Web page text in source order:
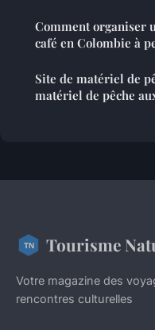
Comment organiser
café en Colombie à
Site de matériel de
matériel de pêche
Tourisme
Votre magazine des
rencontres culturelles